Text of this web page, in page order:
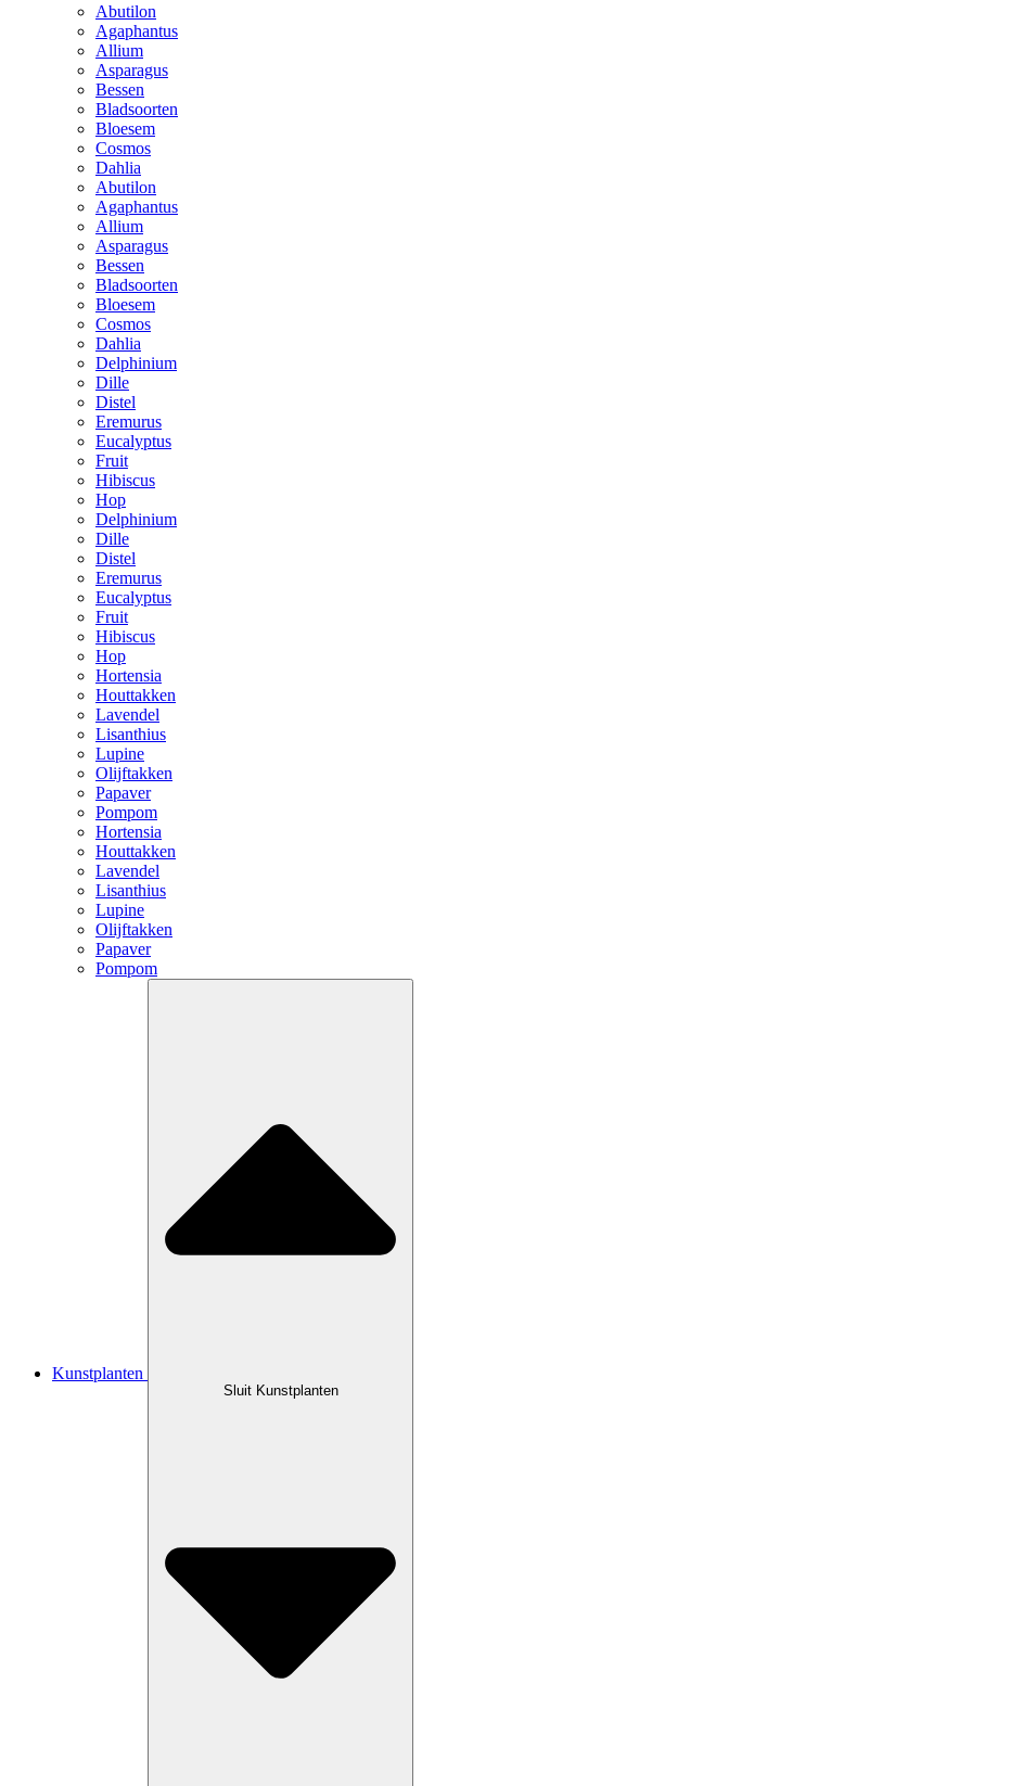
Abutilon
Agaphantus
Allium
Asparagus
Bessen
Bladsoorten
Bloesem
Cosmos
Dahlia
Abutilon
Agaphantus
Allium
Asparagus
Bessen
Bladsoorten
Bloesem
Cosmos
Dahlia
Delphinium
Dille
Distel
Eremurus
Eucalyptus
Fruit
Hibiscus
Hop
Delphinium
Dille
Distel
Eremurus
Eucalyptus
Fruit
Hibiscus
Hop
Hortensia
Houttakken
Lavendel
Lisanthius
Lupine
Olijftakken
Papaver
Pompom
Hortensia
Houttakken
Lavendel
Lisanthius
Lupine
Olijftakken
Papaver
Pompom
Kunstplanten
Sluit Kunstplanten